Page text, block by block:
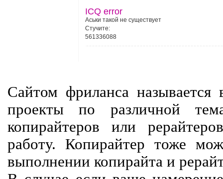
ICQ error
Аськи такой не существует
Стучите:
561336088
Сайтом фриланса называется
проекты по различной
копирайтеров или
работу. Копирайтер тоже
выполнении копирайта и